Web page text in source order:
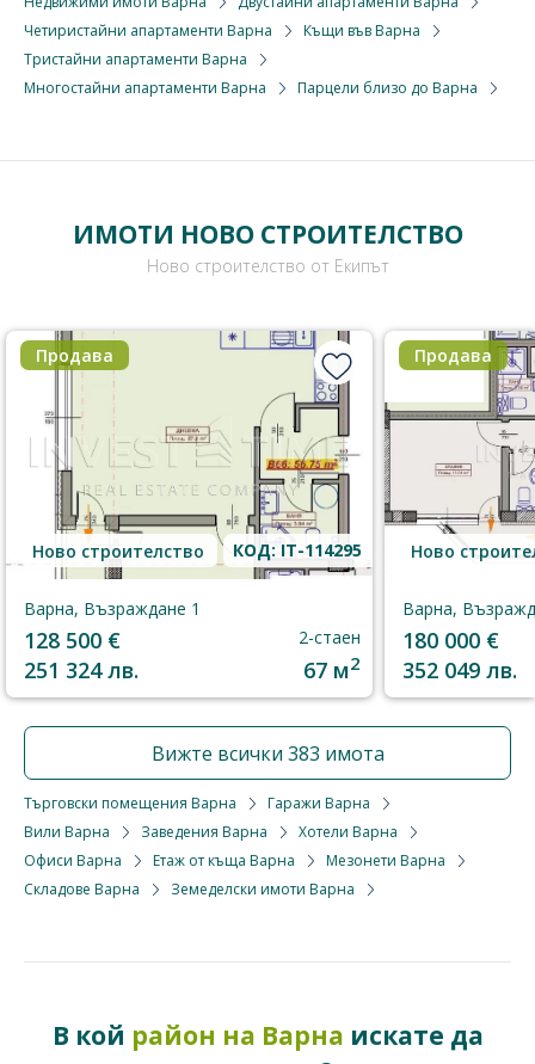
Четиристайни апартаменти Варна
Къщи във Варна
Тристайни апартаменти Варна
Многостайни апартаменти Варна
Парцели близо до Варна
ИМОТИ НОВО СТРОИТЕЛСТВО
Ново строителство от Екипът
Продава
Ново строителство КОД: IT-114295
Варна, Възраждане 1
128 500 €
251 324 лв.
2-стаен
67 м2
Продава
Ново
Варна,
180 000 €
352 049 лв.
Вижте всички 383 имота
Търговски помещения Варна
Гаражи Варна
Вили Варна
Заведения Варна
Хотели Варна
Офиси Варна
Етаж от къща Варна
Мезонети Варна
Складове Варна
Земеделски имоти Варна
В кой район на Варна искате да